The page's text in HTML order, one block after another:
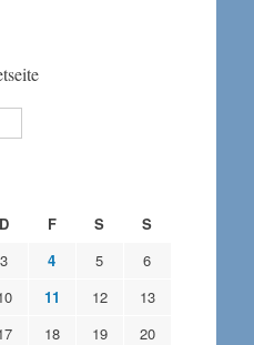
D F S
S
3 4 5
6
11 12
13
18 19
20